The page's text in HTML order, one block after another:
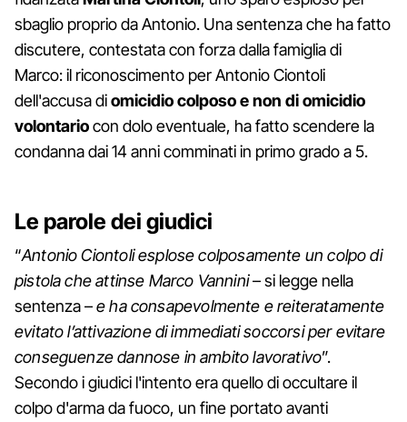
sbaglio proprio da Antonio. Una sentenza che ha fatto
discutere, contestata con forza dalla famiglia di
Marco: il riconoscimento per Antonio Ciontoli
dell'accusa diomicidio colposo e non di omicidio
volontariocon dolo eventuale, ha fatto scendere la
condanna dai 14 anni comminati in primo grado a 5.
Le parole dei giudici
“Antonio Ciontoli esplose colposamente un colpo di
pistola che attinse Marco Vannini– si legge nella
sentenza –e ha consapevolmente e reiteratamente
evitato l’attivazione di immediati soccorsi per evitare
conseguenze dannose in ambito lavorativo”.
Secondo i giudici l'intento era quello di occultare il
colpo d'arma da fuoco, un fine portato avanti